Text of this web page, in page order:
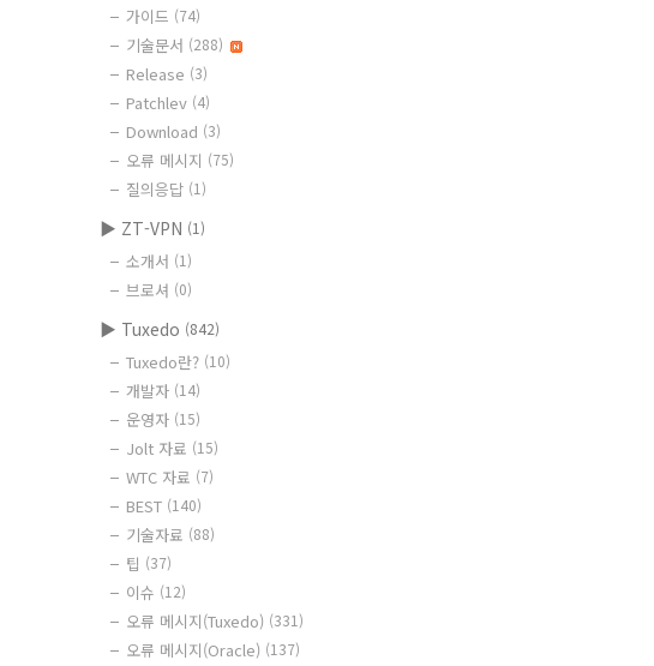
가이드 (74)
기술문서 (288)
Release (3)
Patchlev (4)
Download (3)
오류 메시지 (75)
질의응답 (1)
▶ ZT-VPN (1)
소개서 (1)
브로셔 (0)
▶ Tuxedo (842)
Tuxedo란? (10)
개발자 (14)
운영자 (15)
Jolt 자료 (15)
WTC 자료 (7)
BEST (140)
기술자료 (88)
팁 (37)
이슈 (12)
오류 메시지(Tuxedo) (331)
오류 메시지(Oracle) (137)